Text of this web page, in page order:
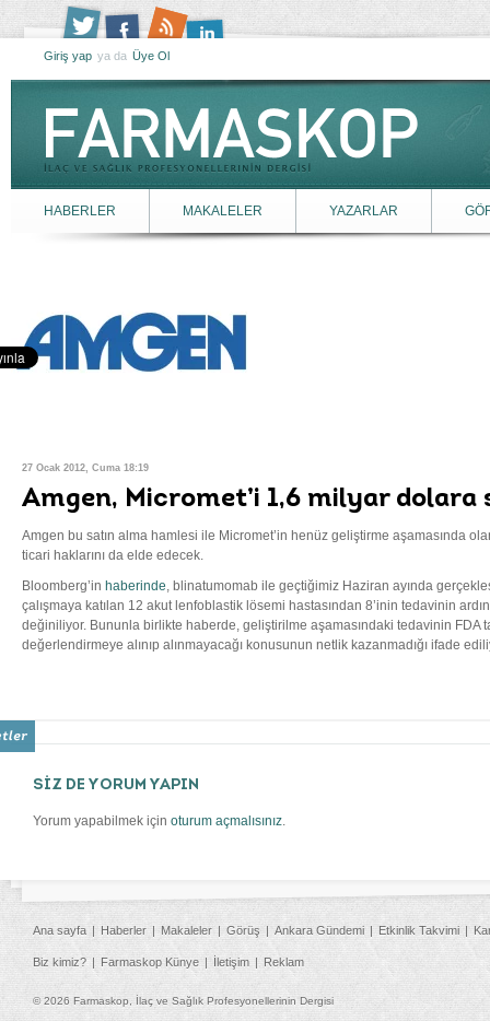
Giriş yap ya da Üye Ol
HABERLER MAKALELER YAZARLAR
27 Ocak 2012, Cuma 18:19
Amgen, Micromet’i 1,6 milyar dolara
Amgen bu satın alma hamlesi ile Micromet’in henüz geliştirme aşamasında
ticari haklarını da elde edecek.
Bloomberg’in haberinde, blinatumomab ile geçtiğimiz Haziran ayında
çalışmaya katılan 12 akut lenfoblastik lösemi hastasından 8’inin tedavinin
değiniliyor. Bununla birlikte haberde, geliştirilme aşamasındaki tedavinin FDA
değerlendirmeye alınıp alınmayacağı konusunun netlik kazanmadığı ifade
SİZ DE YORUM YAPIN
Yorum yapabilmek için oturum açmalısınız.
Ana sayfa Haberler Makaleler Görüş Ankara Gündemi Etkinlik Takvimi
Biz kimiz? Farmaskop Künye İletişim Reklam
© 2026 Farmaskop, İlaç ve Sağlık Profesyonellerinin Dergisi